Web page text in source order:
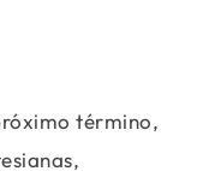
término,